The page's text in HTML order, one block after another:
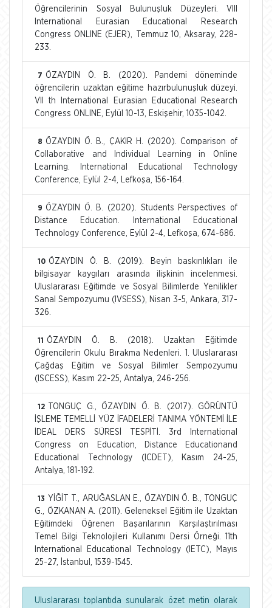
Öğrencilerinin Sosyal Bulunuşluk Düzeyleri. VIII
International Eurasian Educational Research
Congress ONLINE (EJER), Temmuz 10, Aksaray, 228-
233.
7 ÖZAYDIN Ö. B. (2020). Pandemi döneminde
öğrencilerin uzaktan eğitime hazırbulunuşluk düzeyi.
VII th International Eurasian Educational Research
Congress ONLINE, Eylül 10-13, Eskişehir, 1035-1042.
8 ÖZAYDIN Ö. B., ÇAKIR H. (2020). Comparison of
Collaborative and Individual Learning in Online
Learning. International Educational Technology
Conference, Eylül 2-4, Lefkoşa, 156-164.
9 ÖZAYDIN Ö. B. (2020). Students Perspectives of
Distance Education. International Educational
Technology Conference, Eylül 2-4, Lefkoşa, 674-686.
10 ÖZAYDIN Ö. B. (2019). Beyin baskınlıkları ile
bilgisayar kaygıları arasında ilişkinin incelenmesi.
Uluslararası Eğitimde ve Sosyal Bilimlerde Yenilikler
Sanal Sempozyumu (IVSESS), Nisan 3-5, Ankara, 317-
326.
11
ÖZAYDIN Ö. B. (2018). Uzaktan Eğitimde
Öğrencilerin Okulu Bırakma Nedenleri. 1. Uluslararası
Çağdaş Eğitim ve Sosyal Bilimler Sempozyumu
(ISCESS), Kasım 22-25, Antalya, 246-256.
12
TONGUÇ G., ÖZAYDIN Ö. B. (2017). GÖRÜNTÜ
İŞLEME TEMELLİ YÜZ İFADELERİ TANIMA YÖNTEMİ İLE
İDEAL DERS SÜRESİ TESPİTİ. 3rd International
Congress on Education, Distance Educationand
Educational Technology (ICDET), Kasım 24-25,
Antalya, 181-192.
13 YİĞİT T., ARUĞASLAN E., ÖZAYDIN Ö. B., TONGUÇ
G., ÖZKANAN A. (2011). Geleneksel Eğitim ile Uzaktan
Eğitimdeki Öğrenen Başarılarının Karşılaştırılması
Temel Bilgi Teknolojileri Kullanımı Dersi Örneği. 11th
International Educational Technology (IETC), Mayıs
25-27, İstanbul, 1539-1545.
Uluslararası toplantıda sunularak özet metin olarak